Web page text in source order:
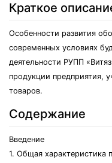
Краткое
Особенности развития
современных условиях
деятельности РУПП
продукции предприятия,
товаров.
Содержание
Введение
1. Общая характеристика